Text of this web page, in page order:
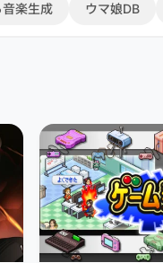
楽生成 ウマ娘DB